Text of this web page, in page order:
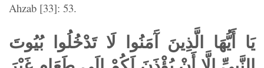
Ahzab [33]: 53.
يَا أَيُّهَا الَّذِينَ آَمَنُوا لَا تَدْخُلُوا بُيُوتَ